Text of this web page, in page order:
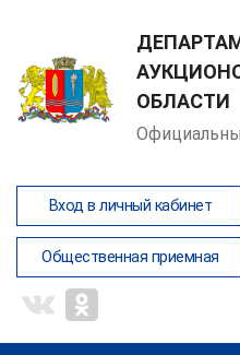
ОБЛАСТИ
Вход в личный кабинет
Общественная приемная